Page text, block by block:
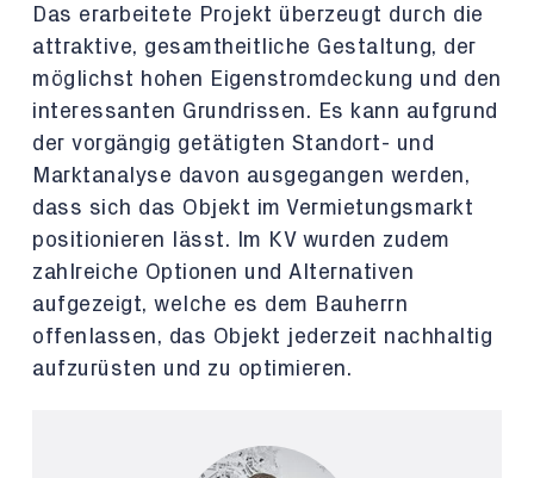
Das erarbeitete Projekt überzeugt durch die
attraktive, gesamtheitliche Gestaltung, der
möglichst hohen Eigenstromdeckung und den
interessanten Grundrissen. Es kann aufgrund
der vorgängig getätigten Standort- und
Marktanalyse davon ausgegangen werden,
dass sich das Objekt im Vermietungsmarkt
positionieren lässt. Im KV wurden zudem
zahlreiche Optionen und Alternativen
aufgezeigt, welche es dem Bauherrn
offenlassen, das Objekt jederzeit nachhaltig
aufzurüsten und zu optimieren.